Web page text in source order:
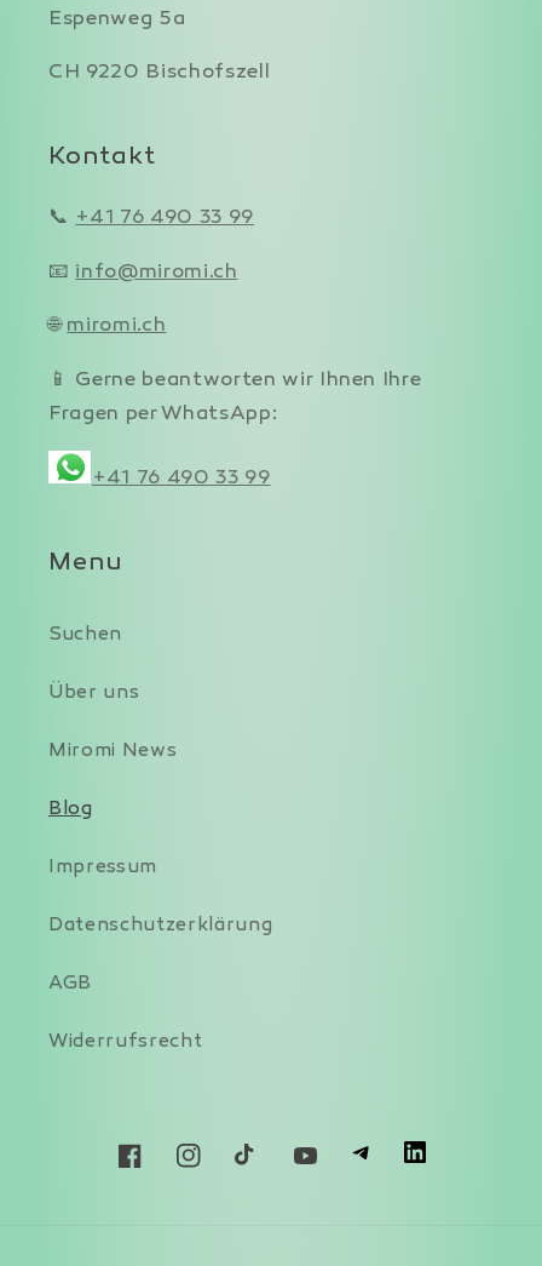
Espenweg 5a
CH 9220 Bischofszell
Kontakt
📞+41 76 490 33 99
📧 info@miromi.ch
🌐miromi.ch
📱 Gerne beantworten wir Ihnen Ihre
Fragen per WhatsApp:
+41 76 490 33 99
Menu
Suchen
Über uns
Miromi News
Blog
Impressum
Datenschutzerklärung
AGB
Widerrufsrecht
FacebookInstagramTikTokYouTube L